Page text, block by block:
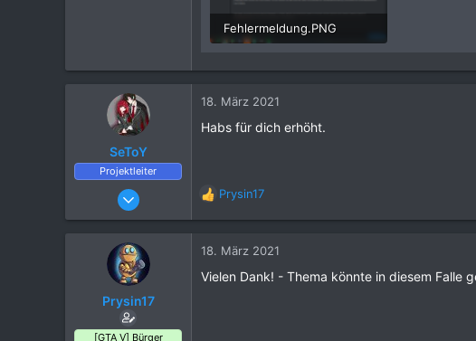
Fehlermeldung.PNG
SeToY
Projektleiter
25. März 2016
21.081
18. März 2021
Habs für dich erhöht.
R
k
Prysin17
Prysin17
[GTA V] Bürger
18. März 2021
Vielen Dank! - Thema könnte in diesem Falle